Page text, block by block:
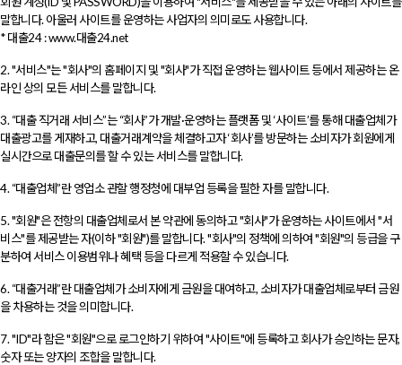
말합니다. 아울러 사이트를 운영하는 사업자의 의미로도 사용합니다.
* 대출24 : www.대출24.net
2. "서비스"는 "회사"의 홈페이지 및 "회사"가 직접 운영하는 웹사이트 등에서 제공하는 온
라인 상의 모든 서비스를 말합니다.
3. “대출 직거래 서비스”는 “회사”가 개발·운영하는 플랫폼 및 ‘사이트’를 통해 대출업체가
대출광고를 게재하고, 대출거래계약을 체결하고자 ‘회사’를 방문하는 소비자가 회원에게
실시간으로 대출문의를 할 수 있는 서비스를 말합니다.
4. “대출업체”란 영업소 관할 행정청에 대부업 등록을 필한 자를 말합니다.
5. "회원"은 전항의 대출업체로서 본 약관에 동의하고 "회사"가 운영하는 사이트에서 "서
비스"를 제공받는 자(이하 "회원")를 말합니다. "회사"의 정책에 의하여 "회원"의 등급을 구
분하여 서비스 이용범위나 혜택 등을 다르게 적용할 수 있습니다.
6. “대출거래”란 대출업체가 소비자에게 금원을 대여하고, 소비자가 대출업체로부터 금원
을 차용하는 것을 의미합니다.
7. "ID"라 함은 "회원"으로 로그인하기 위하여 "사이트"에 등록하고 회사가 승인하는 문자,
숫자 또는 양자의 조합을 말합니다.